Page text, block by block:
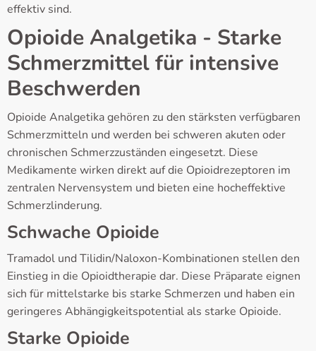
effektiv sind.
Opioide Analgetika - Starke
Schmerzmittel für intensive
Beschwerden
Opioide Analgetika gehören zu den stärksten verfügbaren
Schmerzmitteln und werden bei schweren akuten oder
chronischen Schmerzzuständen eingesetzt. Diese
Medikamente wirken direkt auf die Opioidrezeptoren im
zentralen Nervensystem und bieten eine hocheffektive
Schmerzlinderung.
Schwache Opioide
Tramadol und Tilidin/Naloxon-Kombinationen stellen den
Einstieg in die Opioidtherapie dar. Diese Präparate eignen
sich für mittelstarke bis starke Schmerzen und haben ein
geringeres Abhängigkeitspotential als starke Opioide.
Starke Opioide